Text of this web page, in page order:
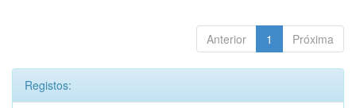
Anterior 1 Próxima
Registos: